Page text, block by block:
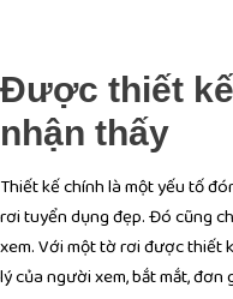
Được thiết
nhận thấy
Thiết kế chính là một yếu tố
rơi tuyển dụng đẹp. Đó cũng
xem. Với một tờ rơi được thiết
lý của người xem, bắt mắt,